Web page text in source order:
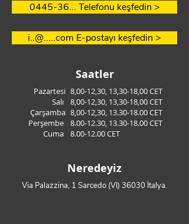
0445-36... Telefonu keşfedin >
i..@.....com E-postayı keşfedin >
Saatler
Pazartesi
Salı
Çarşamba
Perşembe
Cuma
8,00-12,30, 13,30-18,00 CET
8,00-12,30, 13,30-18,00 CET
8,00-12,30, 13.30-18.00CET
8.00-12.30, 13.30-18.00CET
8.00-12.00CET
Neredeyiz
Via Palazzina, 1 Sarcedo (VI) 36030 İtalya.